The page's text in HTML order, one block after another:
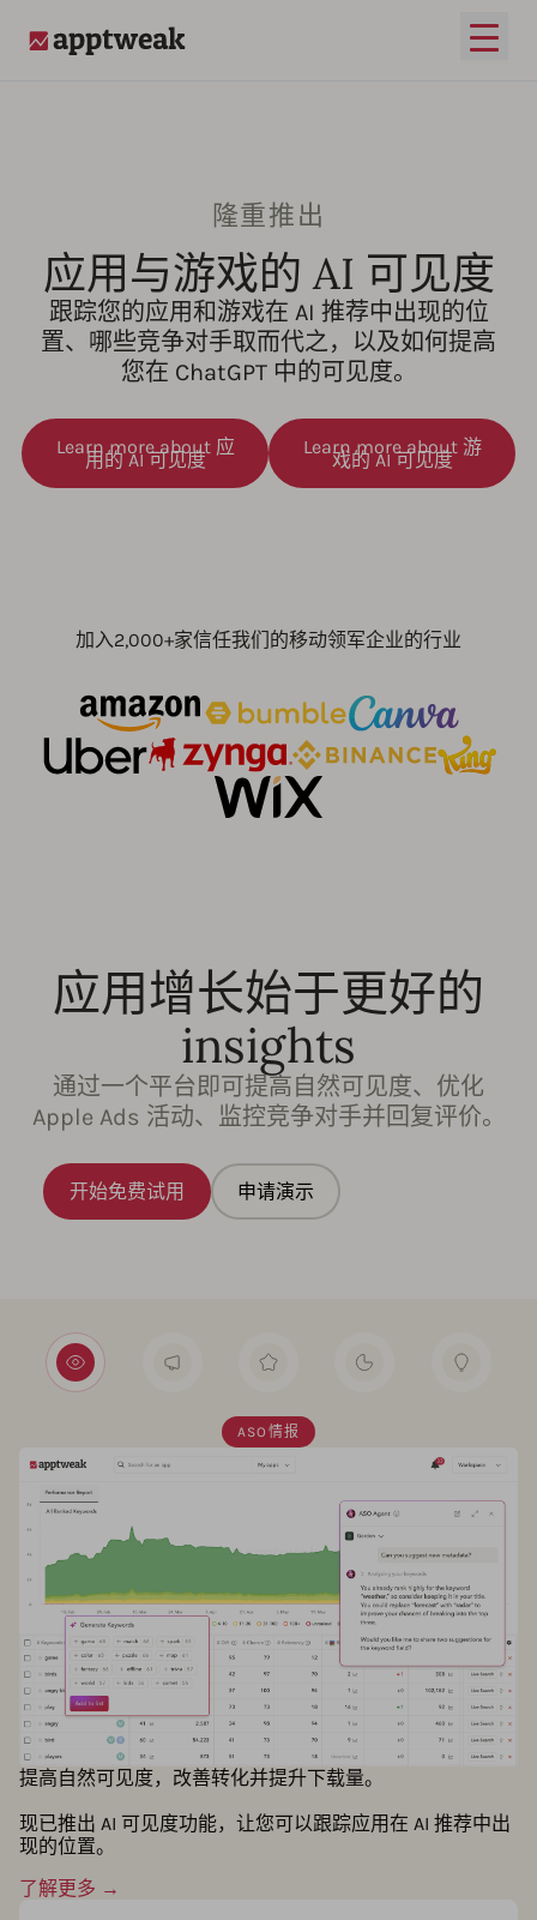
打开
隆重推出
应用与游戏的 AI 可见度
跟踪您的应用和游戏在 AI 推荐中出现的位
置、哪些竞争对手取而代之，以及如何提高
您在 ChatGPT 中的可见度。
Learn more about 应
用的 AI 可见度
Learn more about 游
戏的 AI 可见度
加入2,000+家信任我们的移动领军企业的行业
应用增长始于更好的
insights
通过一个平台即可提高自然可见度、优化
Apple Ads 活动、监控竞争对手并回复评价。
开始免费试用 申请演示
ASO情报
提高自然可见度，改善转化并提升下载量。
现已推出 AI 可见度功能，让您可以跟踪应用在 AI 推荐中出
现的位置。
了解更多 →